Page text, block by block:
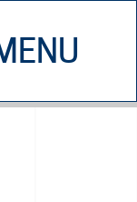
SIAMO